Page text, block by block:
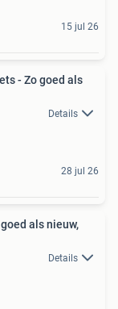
15 jul 26
- Zo goed als
Details
28 jul 26
als nieuw,
Details